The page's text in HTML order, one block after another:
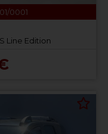
01/0001
Line Edition